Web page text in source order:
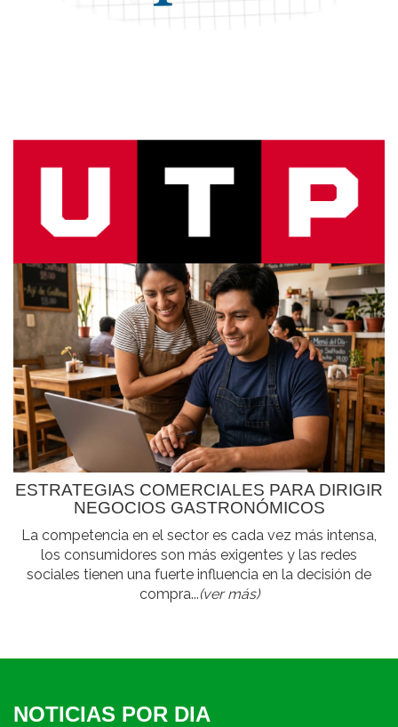
ESTRATEGIAS COMERCIALES PARA DIRIGIR
NEGOCIOS GASTRONÓMICOS
La competencia en el sector es cada vez más intensa,
los consumidores son más exigentes y las redes
sociales tienen una fuerte influencia en la decisión de
compra...(ver más)
NOTICIAS POR DIA